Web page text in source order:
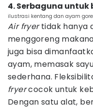
4. Serbaguna
ilustrasi kentang dan ayam
Air fryertidak hanya
menggoreng
juga bisa
ayam, memasak
sederhana.
fryercocok untuk
Dengan satu alat,